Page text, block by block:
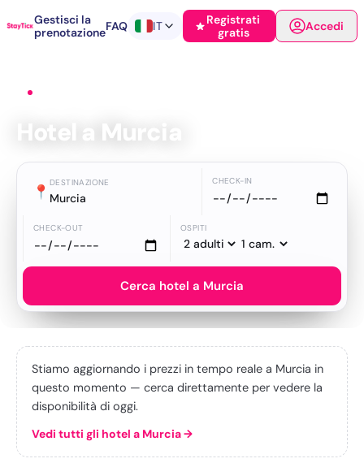
Gestisci la
prenotazioneFAQ IT
Registrati
gratis
Accedi
Hotel a Murcia
📍 DESTINAZIONE
Murcia
CHECK-IN
CHECK-OUT OSPITI
Cerca hotel a Murcia
Stiamo aggiornando i prezzi in tempo reale a Murcia in
questo momento — cerca direttamente per vedere la
disponibilità di oggi.
Vedi tutti gli hotel a Murcia→